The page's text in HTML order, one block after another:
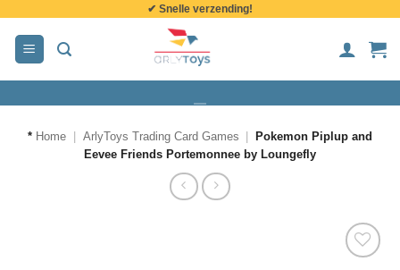
inhoud
✔ Snelle verzending!
* Home ArlyToys Trading Card Games
Pokemon Piplup and
Eevee Friends Portemonnee by Loungefly